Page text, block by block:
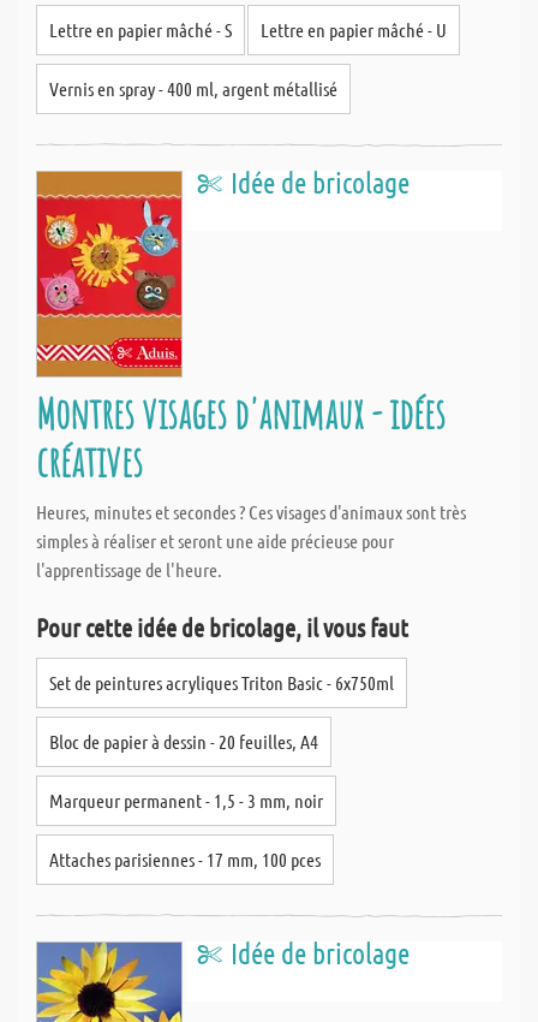
Lettre en papier mâché - S Lettre en papier mâché - U
Vernis en spray - 400 ml, argent métallisé
Idée de bricolage
Montres visages d'animaux - idées
créatives
Heures, minutes et secondes ? Ces visages d'animaux sont très
simples à réaliser et seront une aide précieuse pour
l'apprentissage de l'heure.
Pour cette idée de bricolage, il vous faut
Set de peintures acryliques Triton Basic - 6x750ml
Bloc de papier à dessin - 20 feuilles, A4
Marqueur permanent - 1,5 - 3 mm, noir
Attaches parisiennes - 17 mm, 100 pces
Idée de bricolage